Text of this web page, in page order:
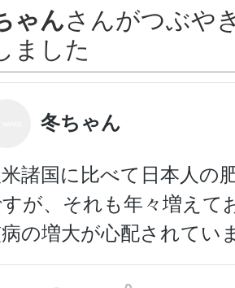
ゃんさんがつぶや
ました
冬ちゃん
諸国に比べて日本人の
が、それも年々増えて
の増大が心配されてい